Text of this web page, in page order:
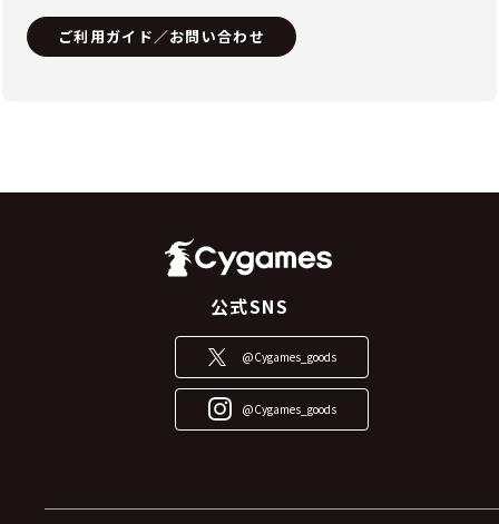
ご利用ガイド／お問い合わせ
公式SNS
@Cygames_goods
@Cygames_goods